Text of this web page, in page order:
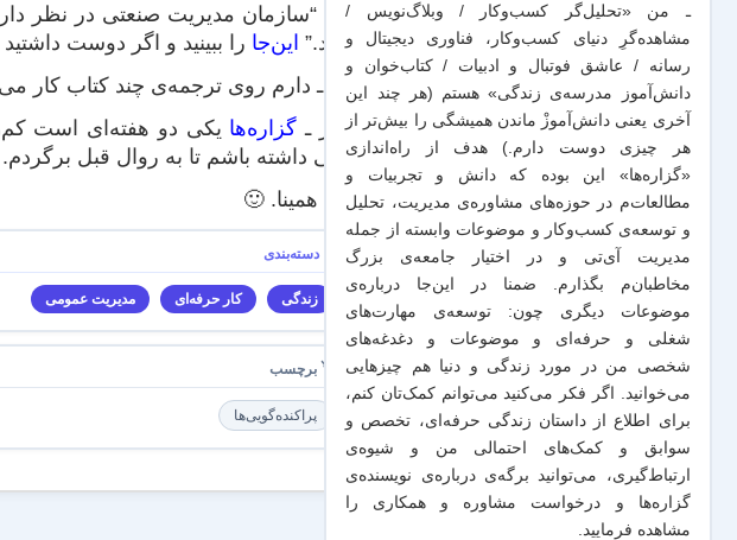
دو ـ “سازمان مدیریت صنعتی در نظر
نماید.” این‌جا را ببینید و اگر دوست
سه ـ دارم روی ترجمه‌ی چند کتاب کار
چهار ـ گزاره‌ها یکی دو هفته‌ای است
کافی داشته باشم تا به روال قبل برگردم.
فعلا همینا. 🙂
زندگی کار حرفه‌ای مدیریت عمومی
پراکنده‌گویی‌ها
ـ من «تحلیل‌گر کسب‌وکار / وبلاگ‌نویس /
مشاهده‌گرِ دنیای کسب‌وکار، فناوری دیجیتال و
رسانه / عاشق فوتبال و ادبیات / کتاب‌خوان و
دانش‌آموز مدرسه‌ی زندگی» هستم (هر چند این
آخری یعنی دانش‌آموزْ ماندن همیشگی را بیش‌تر از
هر چیزی دوست دارم.) هدف از راه‌اندازی
«گزاره‌ها» این بوده که دانش و تجربیات‌ و
مطالعات‌م در حوزه‌های مشاوره‌ی مدیریت، تحلیل
و توسعه‌ی کسب‌وکار و موضوعات وابسته از جمله
مدیریت آی‌تی و در اختیار جامعه‌ی بزرگ
مخاطبان‌م بگذارم. ضمنا در این‌جا درباره‌ی
موضوعات دیگری چون: توسعه‌ی مهارت‌های
شغلی و حرفه‌ای و موضوعات و دغدغه‌های
شخصی من در مورد زندگی و دنیا هم چیزهایی
می‌خوانید. اگر فکر می‌کنید می‌توانم کمک‌تان کنم،
برای اطلاع از داستان زندگی حرفه‌ای، تخصص و
سوابق و کمک‌های احتمالی من و شیو‌ه‌ی
ارتباط‌گیری، می‌توانید برگه‌یدرباره‌ی نویسنده‌ی
گزاره‌ها و درخواست مشاوره و همکاری را
مشاهده فرمایید.